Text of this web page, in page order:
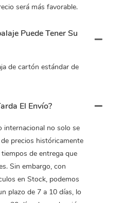
será más favorable.
Puede Tener Su
de cartón estándar de
El Envío?
internacional no solo se
precios históricamente
de entrega que
Sin embargo, con
en Stock, podemos
plazo de 7 a 10 días, lo